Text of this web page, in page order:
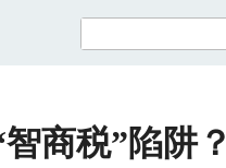
商税”陷阱？